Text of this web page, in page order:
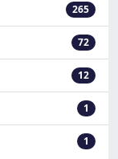
265
72
12
1
1